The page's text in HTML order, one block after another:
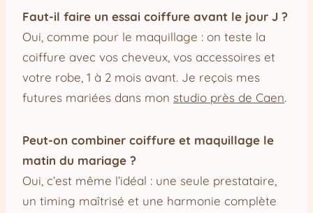
Faut-il faire un essai coiffure avant le jour J ?
Oui, comme pour le maquillage : on teste la
coiffure avec vos cheveux, vos accessoires et
votre robe, 1 à 2 mois avant. Je reçois mes
futures mariées dans mon studio près de Caen.
Peut-on combiner coiffure et maquillage le
matin du mariage ?
Oui, c’est même l’idéal : une seule prestataire,
un timing maîtrisé et une harmonie complète